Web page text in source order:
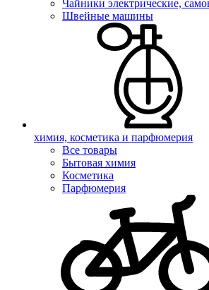
Чайники электрические,
Швейные машины
химия, косметика и парфюмерия
Все товары
Бытовая химия
Косметика
Парфюмерия